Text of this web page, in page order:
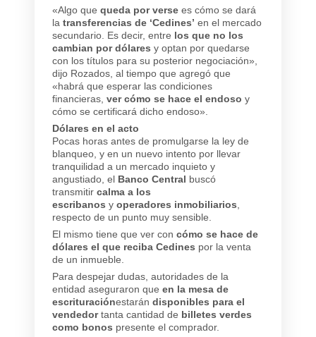
«Algo que queda por verse es cómo se dará
la transferencias de ‘Cedines’ en el mercado
secundario. Es decir, entre los que no los
cambian por dólares y optan por quedarse
con los títulos para su posterior negociación»,
dijo Rozados, al tiempo que agregó que
«habrá que esperar las condiciones
financieras, ver cómo se hace el endoso y
cómo se certificará dicho endoso».
Dólares en el acto
Pocas horas antes de promulgarse la ley de
blanqueo, y en un nuevo intento por llevar
tranquilidad a un mercado inquieto y
angustiado, el Banco Central buscó
transmitir calma a los
escribanos y operadores inmobiliarios
respecto de un punto muy sensible.
El mismo tiene que ver con cómo se hace de
dólares el que reciba Cedines por la venta
de un inmueble.
Para despejar dudas, autoridades de la
entidad aseguraron que en la mesa de
escrituraciónestarán disponibles para el
vendedor tanta cantidad de billetes verdes
como bonos presente el comprador.